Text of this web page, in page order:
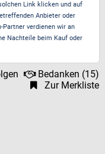
Link klicken und auf
Anbieter oder
Partner verdienen wir an
Nachteile beim Kauf oder
Bedanken (15)
Zur Merkliste